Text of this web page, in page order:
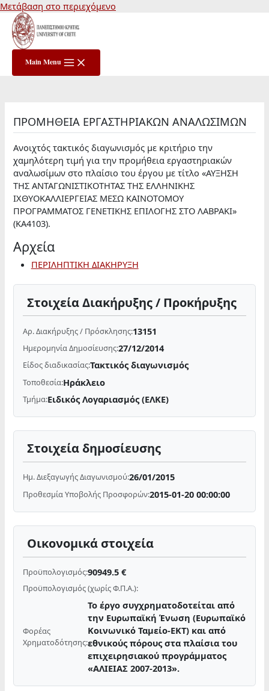
Μετάβαση στο περιεχόμενο
Main Menu
ΠΡΟΜΗΘΕΙΑ ΕΡΓΑΣΤΗΡΙΑΚΩΝ ΑΝΑΛΩΣΙΜΩΝ
Ανοιχτός τακτικός διαγωνισμός με κριτήριο την
χαμηλότερη τιμή για την προμήθεια εργαστηριακών
αναλωσίμων στο πλαίσιο του έργου με τίτλο «ΑΥΞΗΣΗ
ΤΗΣ ΑΝΤΑΓΩΝΙΣΤΙΚΟΤΗΤΑΣ ΤΗΣ ΕΛΛΗΝΙΚΗΣ
ΙΧΘΥΟΚΑΛΛΙΕΡΓΕΙΑΣ ΜΕΣΩ ΚΑΙΝΟΤΟΜΟΥ
ΠΡΟΓΡΑΜΜΑΤΟΣ ΓΕΝΕΤΙΚΗΣ ΕΠΙΛΟΓΗΣ ΣΤΟ ΛΑΒΡΑΚΙ»
(ΚΑ4103).
Αρχεία
ΠΕΡΙΛΗΠΤΙΚΗ ΔΙΑΚΗΡΥΞΗ
Στοιχεία Διακήρυξης / Προκήρυξης
Αρ. Διακήρυξης / Πρόσκλησης:13151
Ημερομηνία Δημοσίευσης:27/12/2014
Είδος διαδικασίας:Τακτικός διαγωνισμός
Τοποθεσία:Ηράκλειο
Τμήμα:Ειδικός Λογαριασμός (ΕΛΚΕ)
Στοιχεία δημοσίευσης
Ημ. Διεξαγωγής Διαγωνισμού:26/01/2015
Προθεσμία Υποβολής Προσφορών:2015-01-20 00:00:00
Οικονομικά στοιχεία
Προϋπολογισμός:90949.5 €
Προϋπολογισμός (χωρίς Φ.Π.Α.):
Φορέας
Χρηματοδότησης:
Το έργο συγχρηματοδοτείται από
την Ευρωπαϊκή Ένωση (Ευρωπαϊκό
Κοινωνικό Ταμείο-ΕΚΤ) και από
εθνικούς πόρους στα πλαίσια του
επιχειρησιακού προγράμματος
«ΑΛΙΕΙΑΣ 2007-2013».